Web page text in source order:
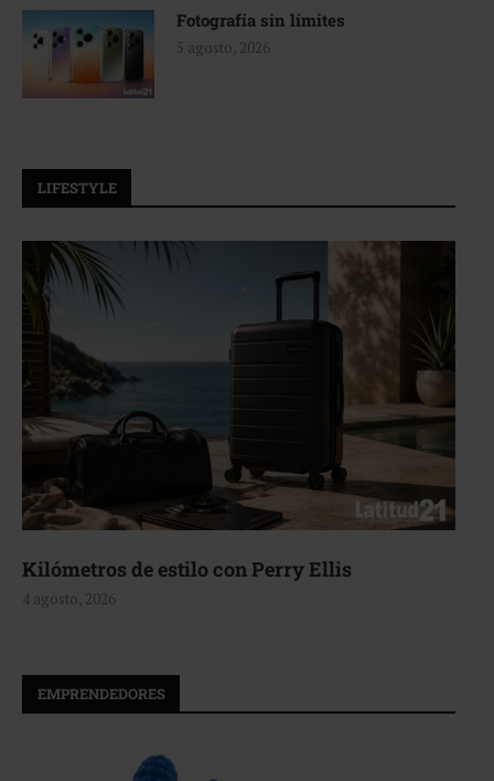
Fotografía sin límites
5 agosto, 2026
LIFESTYLE
Aerie, texturas que fluyen
4 agosto, 2026
EMPRENDEDORES